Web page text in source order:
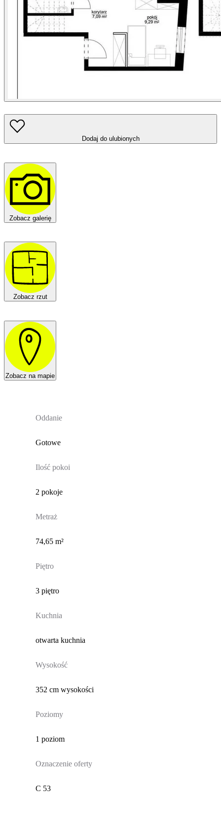
Dodaj do ulubionych
Zobacz galerię
Zobacz rzut
Zobacz na mapie
Oddanie
Gotowe
Ilość pokoi
2 pokoje
Metraż
74,65 m²
Piętro
3 piętro
Kuchnia
otwarta kuchnia
Wysokość
352 cm wysokości
Poziomy
1 poziom
Oznaczenie oferty
C 53